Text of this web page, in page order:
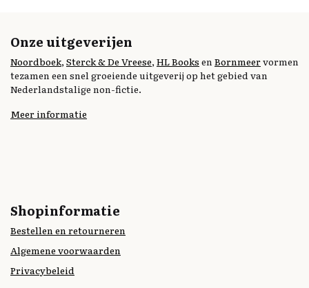
Onze uitgeverijen
Noordboek, Sterck & De Vreese, HL Books enBornmeervormen
tezamen een snel groeiende uitgeverij op het gebied van
Nederlandstalige non-fictie.
Meer informatie
Shopinformatie
Bestellen en retourneren
Algemene voorwaarden
Privacybeleid